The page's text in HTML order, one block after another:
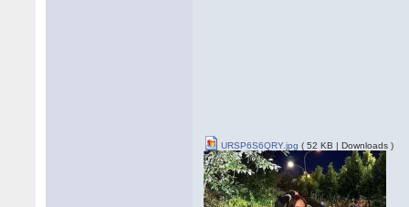
URSP6S6QRY.jpg ( 52 KB | Downloads )